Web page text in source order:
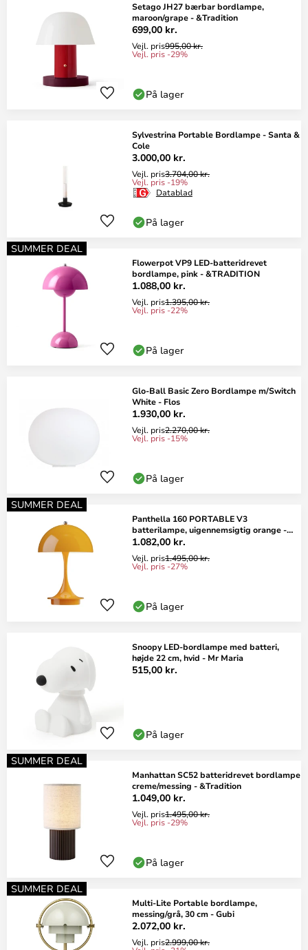
Setago JH27 bærbar bordlampe,
maroon/grape - &Tradition
699,00 kr.
Vejl. pris995,00 kr.
Vejl. pris -29%
På lager
Sylvestrina Portable Bordlampe - Santa &
Cole
3.000,00 kr.
Vejl. pris3.704,00 kr.
Vejl. pris -19%
Datablad
På lager
SUMMER DEAL
Flowerpot VP9 LED-batteridrevet
bordlampe, pink - &TRADITION
1.088,00 kr.
Vejl. pris1.395,00 kr.
Vejl. pris -22%
På lager
Glo-Ball Basic Zero Bordlampe m/Switch
White - Flos
1.930,00 kr.
Vejl. pris2.270,00 kr.
Vejl. pris -15%
På lager
SUMMER DEAL
Panthella 160 PORTABLE V3
batterilampe, uigennemsigtig orange -
Louis Poulsen
1.082,00 kr.
Vejl. pris1.495,00 kr.
Vejl. pris -27%
På lager
Snoopy LED-bordlampe med batteri,
højde 22 cm, hvid - Mr Maria
515,00 kr.
På lager
SUMMER DEAL
Manhattan SC52 batteridrevet bordlampe
creme/messing - &Tradition
1.049,00 kr.
Vejl. pris1.495,00 kr.
Vejl. pris -29%
På lager
SUMMER DEAL
Multi-Lite Portable bordlampe,
messing/grå, 30 cm - Gubi
2.072,00 kr.
Vejl. pris2.999,00 kr.